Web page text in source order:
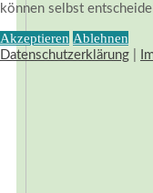
können selbst
Akzeptieren Ablehnen
Datenschutzerklärung